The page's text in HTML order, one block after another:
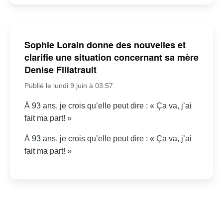
Sophie Lorain donne des nouvelles et
clarifie une situation concernant sa mère
Denise Filiatrault
Publié le lundi 9 juin à 03:57
À 93 ans, je crois qu’elle peut dire : « Ça va, j’ai
fait ma part! »
À 93 ans, je crois qu’elle peut dire : « Ça va, j’ai
fait ma part! »